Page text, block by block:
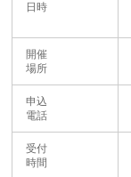
日時
開催
場所
申込
電話
受付
時間